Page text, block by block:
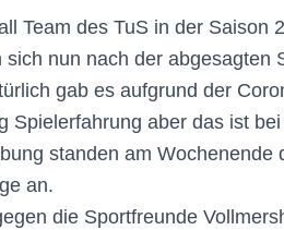
Team des TuS in der Saison
nun nach der abgesagten
gab es aufgrund der
Spielerfahrung aber das ist
standen am Wochenende
an.
die Sportfreunde